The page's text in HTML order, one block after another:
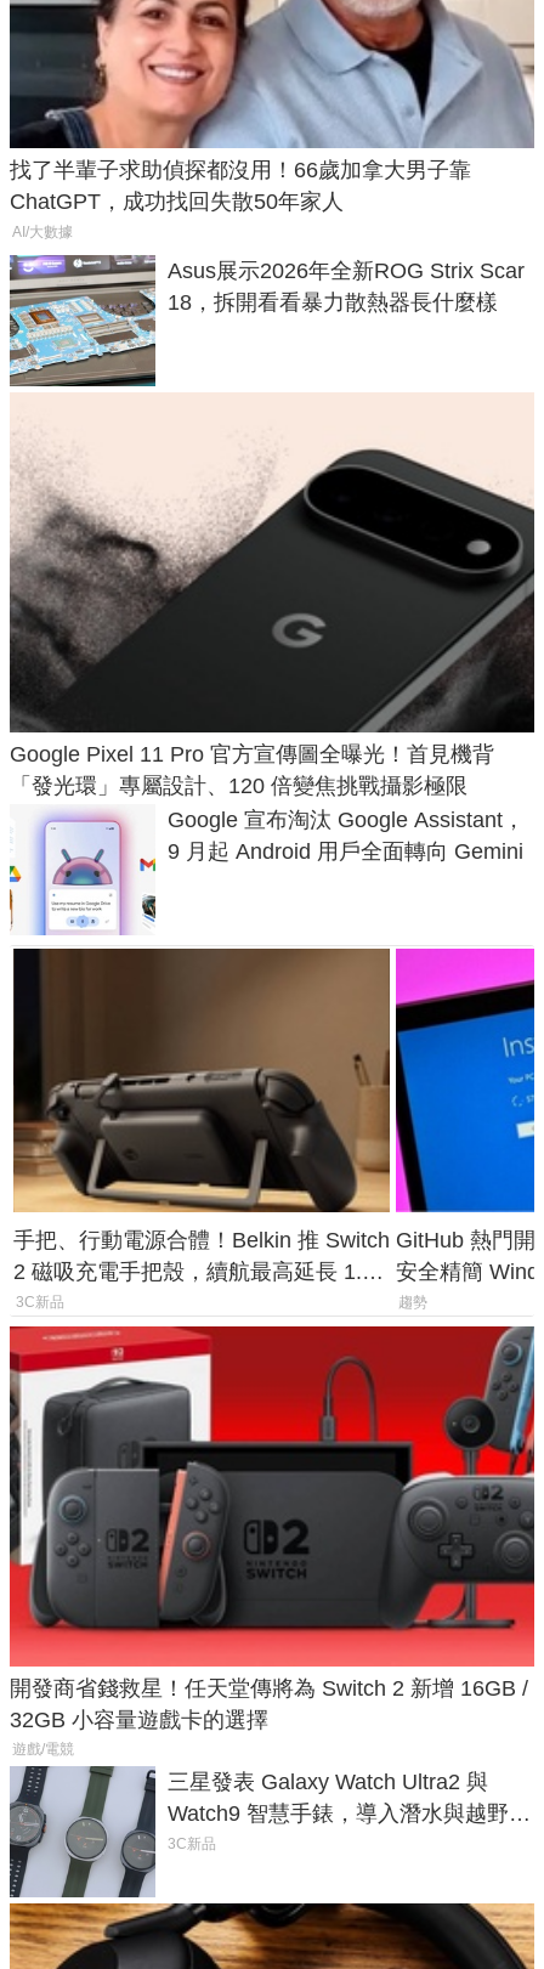
找了半輩子求助偵探都沒用！66歲加拿大男子靠
ChatGPT，成功找回失散50年家人
AI/大數據
Asus展示2026年全新ROG Strix Scar
18，拆開看看暴力散熱器長什麼樣
Google Pixel 11 Pro 官方宣傳圖全曝光！首見機背
「發光環」專屬設計、120 倍變焦挑戰攝影極限
Google 宣布淘汰 Google Assistant，
9 月起 Android 用戶全面轉向 Gemini
手把、行動電源合體！Belkin 推 Switch
2 磁吸充電手把殼，續航最高延長 1.5
倍
3C新品
GitHub 熱門開
安全精簡
後台追蹤
趨勢
開發商省錢救星！任天堂傳將為 Switch 2 新增 16GB /
32GB 小容量遊戲卡的選擇
遊戲/電競
三星發表 Galaxy Watch Ultra2 與
Watch9 智慧手錶，導入潛水與越野跑
導航功能
3C新品